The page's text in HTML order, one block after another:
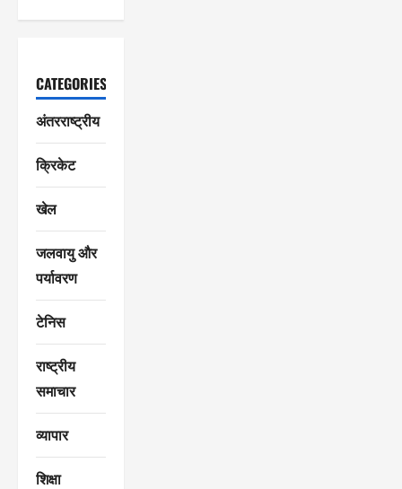
CATEGORIES
अंतरराष्ट्रीय
क्रिकेट
खेल
जलवायु और
पर्यावरण
टेनिस
राष्ट्रीय
समाचार
व्यापार
शिक्षा